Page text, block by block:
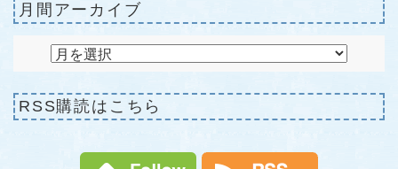
月間アーカイブ
RSS購読はこちら